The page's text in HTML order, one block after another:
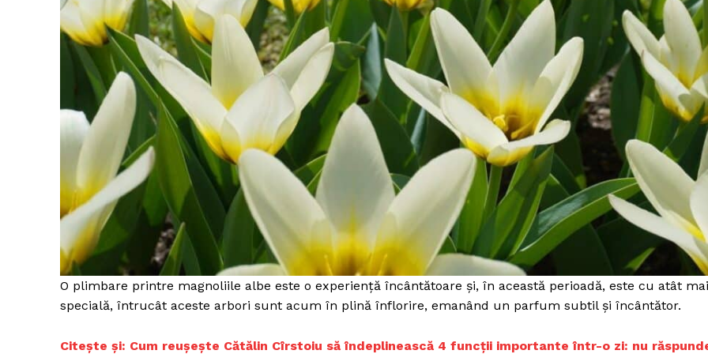
O plimbare printre magnoliile albe este o experiență încântătoare și, în această perioadă, este cu atât mai
specială, întrucât aceste arbori sunt acum în plină înflorire, emanând un parfum subtil și încântător.
Citește și: Cum reușește Cătălin Cîrstoiu să îndeplinească 4 funcții importante într-o zi: nu